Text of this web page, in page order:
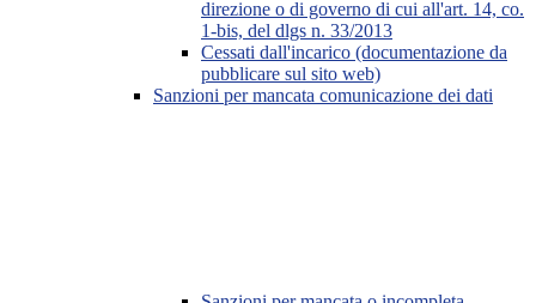
direzione o di governo di cui all'art. 14, co.
1-bis, del dlgs n. 33/2013
Cessati dall'incarico (documentazione da
pubblicare sul sito web)
Sanzioni per mancata comunicazione dei dati